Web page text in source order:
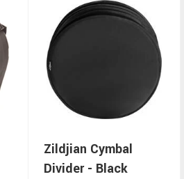
Zildjian Cymbal
Divider - Black